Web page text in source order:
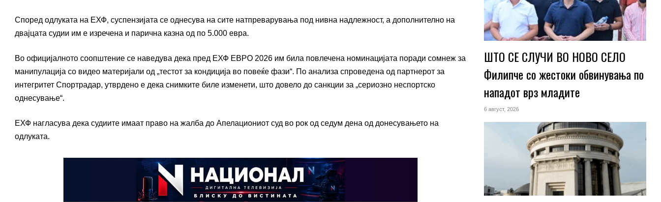
Според одлуката на ЕХФ, суспензијата се однесува на сите натпреварувања под нивна надлежност, а дополнително на
двајцата судии им е изречена и парична казна од по 5.000 евра.
Во официјалното соопштение се наведува дека пред ЕХФ ЕВРО 2026 им била повлечена номинацијата поради сомнеж за
манипулација со видео материјали од „тестот за кондиција во повеќе фази“. По анализа спроведена од партнерот за
интегритет Спортрадар, утврдено е дека снимките биле изменети, што довело до санкции за „сериозно неспортско
однесување“.
ЕХФ нагласува дека судиите имаат право на жалба до Апелациониот суд во рок од седум дена од донесувањето на
одлуката.
ШТО СЕ СЛУЧИ ВО НОВО СЕЛО
Филипче со жестоки обвинувања по
нападот врз младите
6 август, 2026